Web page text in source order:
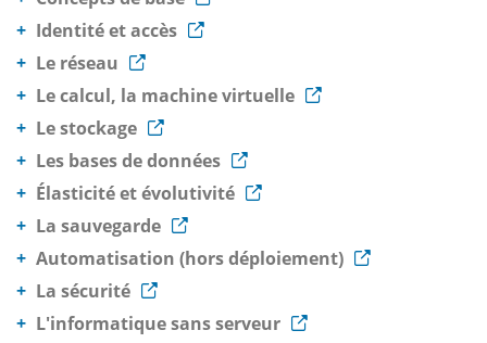
Identité et accès
Le réseau
Le calcul, la machine virtuelle
Le stockage
Les bases de données
Élasticité et évolutivité
La sauvegarde
Automatisation (hors déploiement)
La sécurité
L'informatique sans serveur